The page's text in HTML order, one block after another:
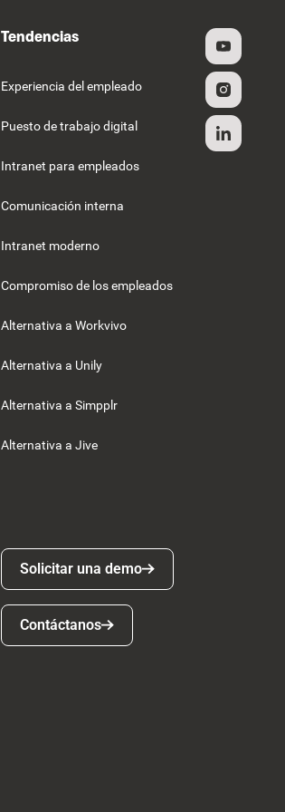
Tendencias
Experiencia del empleado
Puesto de trabajo digital
Intranet para empleados
Comunicación interna
Intranet moderno
Compromiso de los empleados
Alternativa a Workvivo
Alternativa a Unily
Alternativa a Simpplr
Alternativa a Jive
Solicitar una demo
Solicitar una demo
Contáctanos
Contáctanos